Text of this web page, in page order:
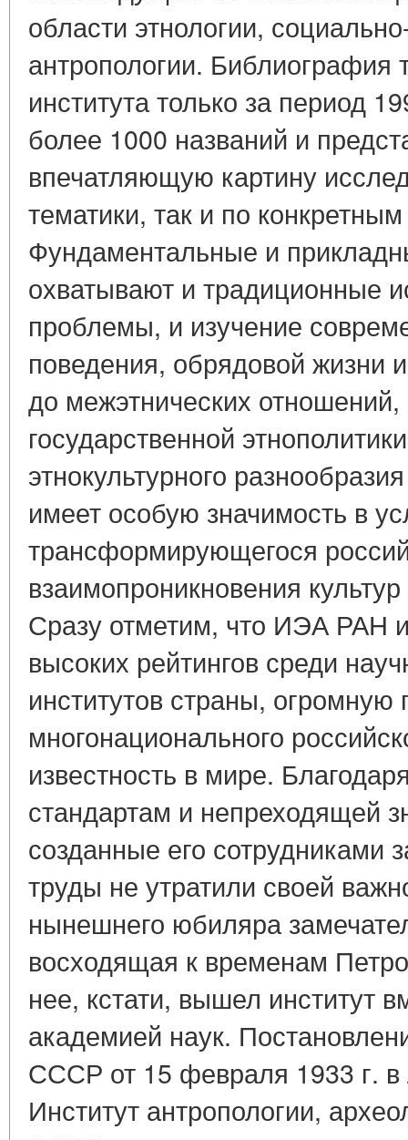
области этнологии,
антропологии. Библиография
института только за период
более 1000 названий и
впечатляющую картину
тематики, так и по
Фундаментальные и
охватывают и традиционные
проблемы, и изучение
поведения, обрядовой жизни
до межэтнических
государственной
этнокультурного
имеет особую значимость в
трансформирующегося
взаимопроникновения
Сразу отметим, что ИЭА РАН
высоких рейтингов среди
институтов страны, огромную
многонационального
известность в мире.
стандартам и непреходящей
созданные его сотрудниками
труды не утратили своей
нынешнего юбиляра
восходящая к временам
нее, кстати, вышел институт
академией наук.
СССР от 15 февраля 1933 г.
Институт антропологии,